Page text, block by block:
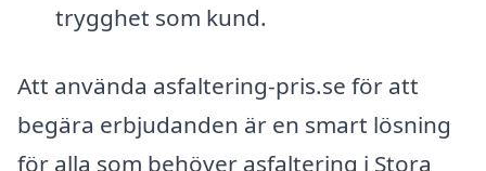
trygghet som kund.
Att använda asfaltering-pris.se för att
begära erbjudanden är en smart lösning
för alla som behöver asfaltering i Stora